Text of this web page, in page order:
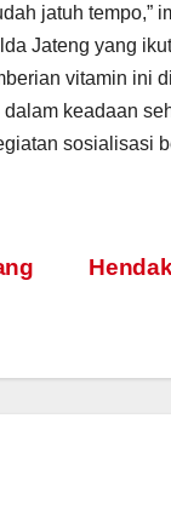
jatuh tempo,”
Jateng yang
vitamin ini
keadaan
sosialisasi